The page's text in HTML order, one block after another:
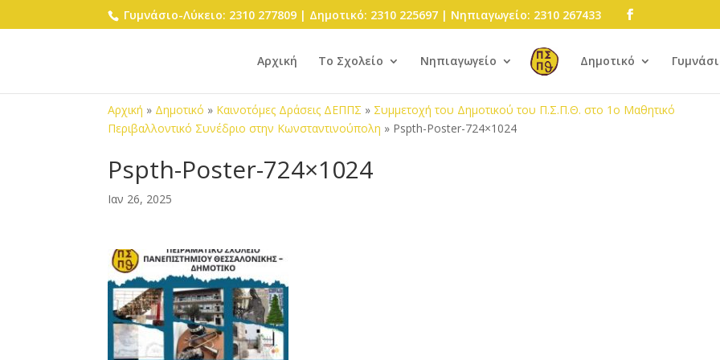
Γυμνάσιο-Λύκειο: 2310 277809 | Δημοτικό: 2310 225697 | Νηπιαγωγείο: 2310 267433
Αρχική Το Σχολείο Νηπιαγωγείο Δημοτικό
Αρχική » Δημοτικό » Καινοτόμες Δράσεις ΔΕΠΠΣ » Συμμετοχή του Δημοτικού του Π.Σ.Π.Θ. στο 1ο Μαθητικό
Περιβαλλοντικό Συνέδριο στην Κωνσταντινούπολη » Pspth-Poster-724×1024
Pspth-Poster-724×1024
Ιαν 26, 2025